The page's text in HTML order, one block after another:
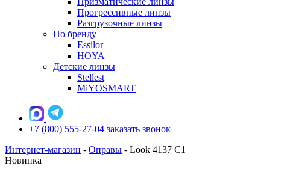
Прогрессивные линзы
Разгрузочные линзы
По бренду
Essilor
HOYA
Детские линзы
Stellest
MiYOSMART
+7 (800) 555-27-04 заказать звонок
Интернет-магазин - Оправы - Look 4137 C1
Новинка